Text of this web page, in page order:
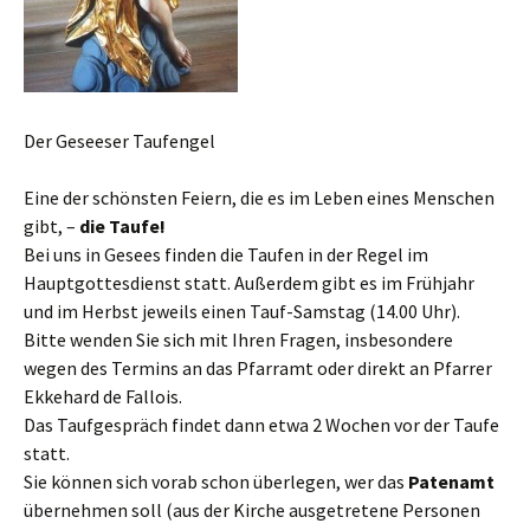
Der Geseeser Taufengel
Eine der schönsten Feiern, die es im Leben eines Menschen
gibt, – die Taufe!
Bei uns in Gesees finden die Taufen in der Regel im
Hauptgottesdienst statt. Außerdem gibt es im Frühjahr
und im Herbst jeweils einen Tauf-Samstag (14.00 Uhr).
Bitte wenden Sie sich mit Ihren Fragen, insbesondere
wegen des Termins an das Pfarramt oder direkt an Pfarrer
Ekkehard de Fallois.
Das Taufgespräch findet dann etwa 2 Wochen vor der Taufe
statt.
Sie können sich vorab schon überlegen, wer das Patenamt
übernehmen soll (aus der Kirche ausgetretene Personen